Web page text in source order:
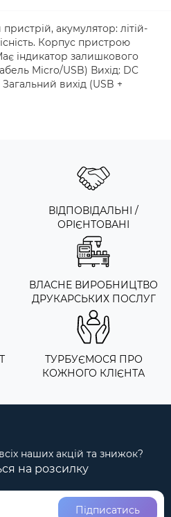
акумулятор: літій-
Корпус пристрою
індикатор залишкового
Micro/USB) Вихід: DC
вихід (USB +
ВІДПОВІДАЛЬНІ /
ОРІЄНТОВАНІ
ВЛАСНЕ ВИРОБНИЦТВО
ДРУКАРСЬКИХ ПОСЛУГ
ТУРБУЄМОСЯ ПРО
КОЖНОГО КЛІЄНТА
наших акцій та знижок?
на розсилку
Підписатись